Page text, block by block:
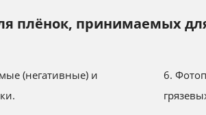
плёнок, принимаемых
(негативные) и
6.